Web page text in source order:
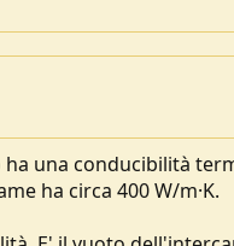
una conducibilità
ha circa 400 W/m·K.